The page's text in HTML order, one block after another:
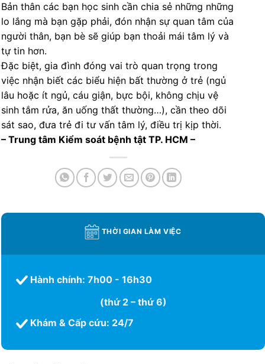
Bản thân các bạn học sinh cần chia sẻ những những
lo lắng mà bạn gặp phải, đón nhận sự quan tâm của
người thân, bạn bè sẽ giúp bạn thoải mái tâm lý và
tự tin hơn.
Đặc biệt, gia đình đóng vai trò quan trọng trong
việc nhận biết các biểu hiện bất thường ở trẻ (ngủ
lâu hoặc ít ngủ, cáu giận, bực bội, không chịu vệ
sinh tắm rửa, ăn uống thất thường…), cần theo dõi
sát sao, đưa trẻ đi tư vấn tâm lý, điều trị kịp thời.
– Trung tâm Kiểm soát bệnh tật TP. HCM –
THỜI GIAN LÀM VIỆC
Hành chính: 7h00 - 16h30
(thứ 2 – thứ 6)
Khám & Cấp cứu: 24/7